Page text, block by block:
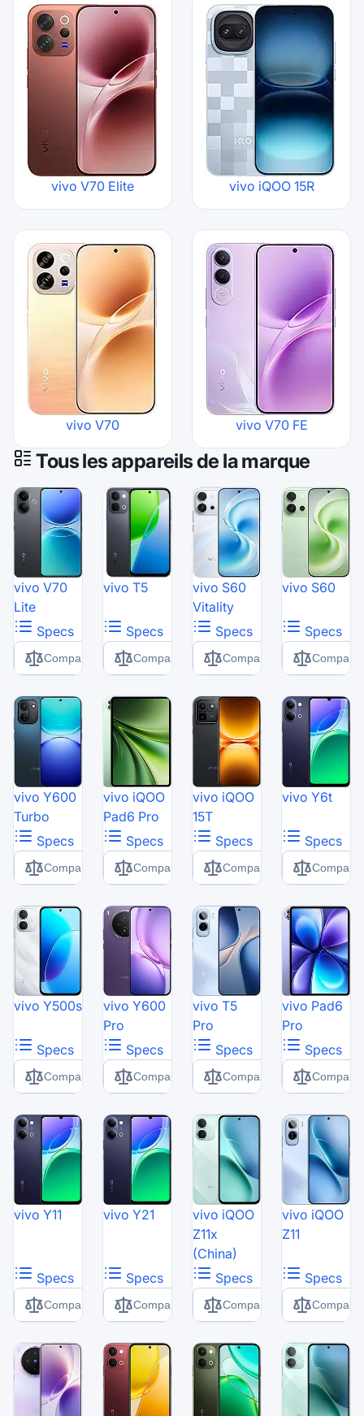
vivo V70 Elite vivo iQOO 15R
vivo V70 vivo V70 FE
Tous les appareils de la marque
vivo V70
Lite
Specs
Comparer
vivo T5
Specs
Comparer
vivo S60
Vitality
Specs
Comparer
vivo S60
Specs
Comparer
vivo Y600
Turbo
Specs
Comparer
vivo iQOO
Pad6 Pro
Specs
Comparer
vivo iQOO
15T
Specs
Comparer
vivo Y6t
Specs
Comparer
vivo Y500s
Specs
Comparer
vivo Y600
Pro
Specs
Comparer
vivo T5
Pro
Specs
Comparer
vivo Pad6
Pro
Specs
Comparer
vivo Y11
Specs
Comparer
vivo Y21
Specs
Comparer
vivo iQOO
Z11x
(China)
Specs
Comparer
vivo iQOO
Z11
Specs
Comparer